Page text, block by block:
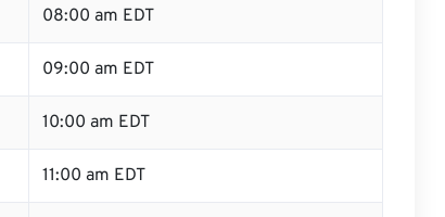
08:00 am EDT
09:00 am EDT
10:00 am EDT
11:00 am EDT